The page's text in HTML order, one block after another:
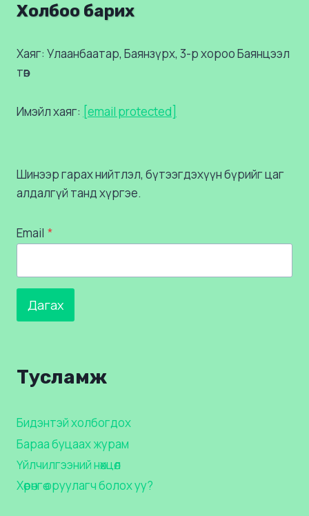
Холбоо барих
Хаяг: Улаанбаатар, Баянзүрх, 3-р хороо Баянцээл
төв
Имэйл хаяг: [email protected]
Шинээр гарах нийтлэл, бүтээгдэхүүн бүрийг цаг
алдалгүй танд хүргэе.
Email *
Дагах
Тусламж
Бидэнтэй холбогдох
Бараа буцаах журам
Үйлчилгээний нөхцөл
Хөрөнгө оруулагч болох уу?